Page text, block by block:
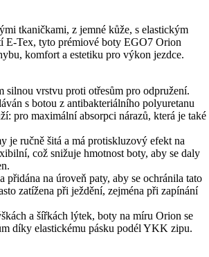
tkaničkami, z jemné kůže, s elastickým
E-Tex, tyto prémiové boty EGO7 Orion
komfort a estetiku pro výkon jezdce.
silnou vrstvu proti otřesům pro odpružení.
s botou z antibakteriálního polyuretanu
pro maximální absorpci nárazů, která je také
je ručně šitá a má protiskluzový efekt na
což snižuje hmotnost boty, aby se daly
přidána na úroveň paty, aby se ochránila tato
zatížena při ježdění, zejména při zapínání
a šířkách lýtek, boty na míru Orion se
díky elastickému pásku podél YKK zipu.